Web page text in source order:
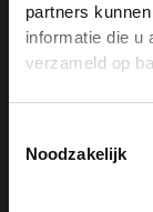
partners
informatie die u
verzameld op
Noodzakelijk